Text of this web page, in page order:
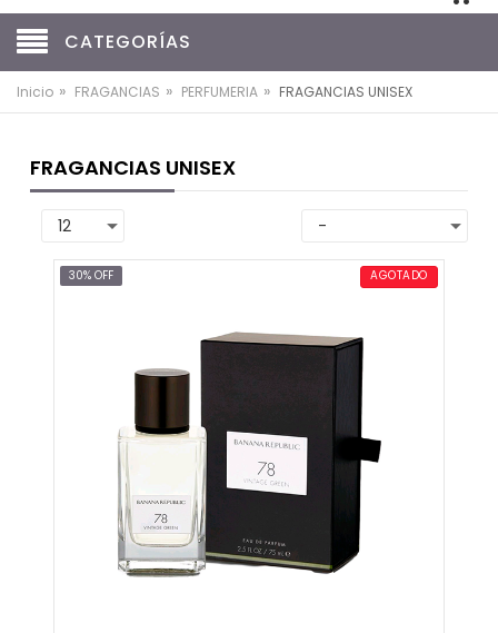
CATEGORÍAS
Inicio » FRAGANCIAS » PERFUMERIA » FRAGANCIAS UNISEX
FRAGANCIAS UNISEX
30% OFF AGOTADO